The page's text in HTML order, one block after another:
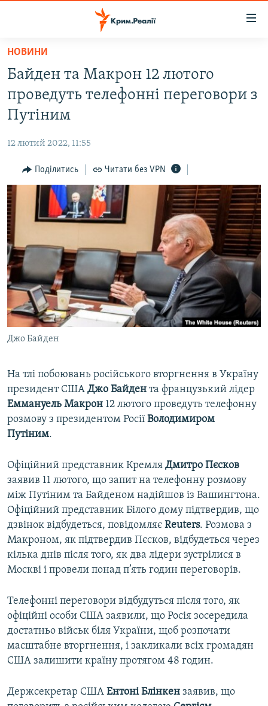
Перейти
основного
матеріалу
Перейти
до
основної
Перейти
до
пошуку
ВОДА.КРИМ
ВІДЕО ТА ФОТО
БЛОГИ
ПОГЛЯД
ІНТЕРВ'Ю
ВСЕ ЗА ДЕНЬ
СПЕЦПРОЕКТИ
ДЕПОРТАЦІЯ
ВІДЕОУРОКИ «ELIFBE»
СВІДЧЕННЯ ОКУПАЦІЇ
УКРАЇНСЬКА ПРОБЛЕМА КРИМУ
ІНФОГРАФІКА
ЯК ОБІЙТИ БЛОКУВАННЯ
Русский
Qırımtatar
ДОЛУЧАЙСЯ!
Усі сайти RFE/RL
НОВИНИ
Байден та Макрон 12 лютого
проведуть телефонні переговори з
Путіним
12 лютий 2022, 11:55
Поділитись Читати без VPN
Джо Байден
На тлі побоювань російського вторгнення в Україну
президент США Джо Байден та французький лідер
Еммануель Макрон 12 лютого проведуть телефонну
розмову з президентом Росії Володимиром
Путіним.
Офіційний представник Кремля Дмитро Пєсков
заявив 11 лютого, що запит на телефонну розмову
між Путіним та Байденом надійшов із Вашингтона.
Офіційний представник Білого дому підтвердив, що
дзвінок відбудеться, повідомляє Reuters. Розмова з
Макроном, як підтвердив Пєсков, відбудеться через
кілька днів після того, як два лідери зустрілися в
Москві і провели понад п’ять годин переговорів.
Телефонні переговори відбудуться після того, як
офіційні особи США заявили, що Росія зосередила
достатньо військ біля України, щоб розпочати
масштабне вторгнення, і закликали всіх громадян
США залишити країну протягом 48 годин.
Держсекретар США Ентоні Блінкен заявив, що